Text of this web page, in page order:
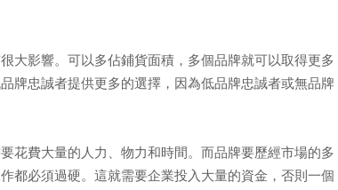
影響。可以多佔鋪貨面積，多個品牌就可以取得更多
牌忠誠者提供更多的選擇，因為低品牌忠誠者或無品牌
費大量的人力、物力和時間。而品牌要歷經市場的多
都必須過硬。這就需要企業投入大量的資金，否則一個